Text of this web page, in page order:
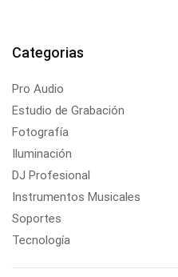
Categorias
Pro Audio
Estudio de Grabación
Fotografía
Iluminación
DJ Profesional
Instrumentos Musicales
Soportes
Tecnología